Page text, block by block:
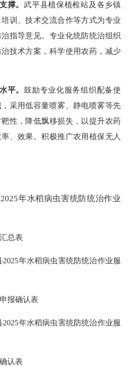
撑。武平县植保植检站及各乡镇
培训、技术交流合作等方式为专业
指导意见。专业化统防统治组织
技术方案，科学使用农药，减少
平。鼓励专业化服务组织配备使
采用低容量喷雾、静电喷雾等先
性，降低飘移损失，以提升农药
、效果。积极推广农用植保无人
年水稻病虫害统防统治作业
总表
2025年水稻病虫害统防统治作业服
报确认表
2025年水稻病虫害统防统治作业服
认表